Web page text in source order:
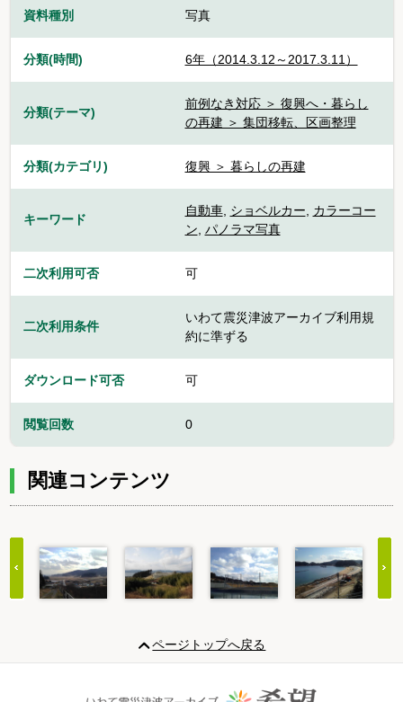
資料種別 写真
分類(時間) 6年（2014.3.12～2017.3.11）
分類(テーマ)
前例なき対応 ＞ 復興へ・暮らし
の再建 ＞ 集団移転、区画整理
分類(カテゴリ) 復興 ＞ 暮らしの再建
キーワード
自動車, ショベルカー, カラーコー
ン, パノラマ写真
二次利用可否 可
二次利用条件
いわて震災津波アーカイブ利用規
約に準ずる
ダウンロード可否 可
閲覧回数 0
関連コンテンツ
20
ページトップへ戻る